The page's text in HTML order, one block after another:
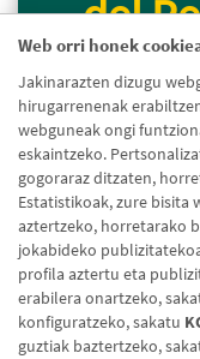
Web orri honek
Jakinarazten dizugu
hirugarrenenak
webguneak ongi
eskaintzeko.
gogoraraz ditzaten,
Estatistikoak, zure bisita
aztertzeko, horretarako
jokabideko
profila aztertu eta
erabilera onartzeko,
konfiguratzeko, sakatu
guztiak baztertzeko,
del